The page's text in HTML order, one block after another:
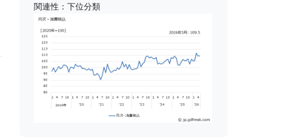
関連性：下位分類